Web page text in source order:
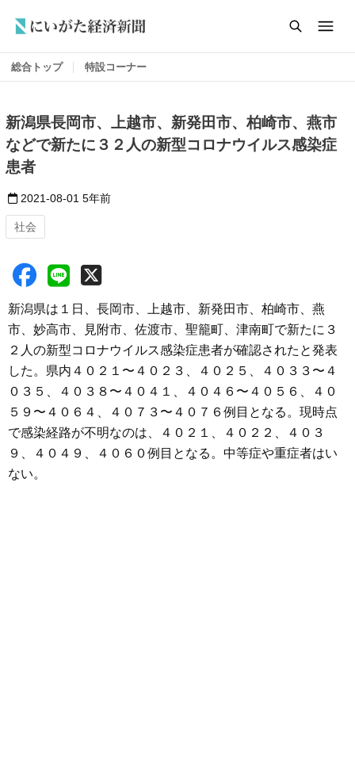
総合トップ 特設コーナー
新潟県長岡市、上越市、新発田市、柏崎市、燕市
などで新たに３２人の新型コロナウイルス感染症
患者
2021-08-01 5年前
社会
新潟県は１日、長岡市、上越市、新発田市、柏崎市、燕
市、妙高市、見附市、佐渡市、聖籠町、津南町で新たに３
２人の新型コロナウイルス感染症患者が確認されたと発表
した。県内４０２１〜４０２３、４０２５、４０３３〜４
０３５、４０３８〜４０４１、４０４６〜４０５６、４０
５９〜４０６４、４０７３〜４０７６例目となる。現時点
で感染経路が不明なのは、４０２１、４０２２、４０３
９、４０４９、４０６０例目となる。中等症や重症者はい
ない。